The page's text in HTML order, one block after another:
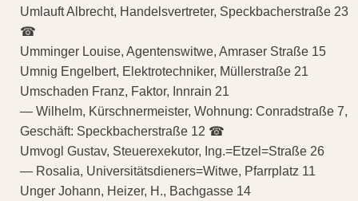
Umlauft Albrecht, Handelsvertreter, Speckbacherstraße 23
☎
Umminger Louise, Agentenswitwe, Amraser Straße 15
Umnig Engelbert, Elektrotechniker, Müllerstraße 21
Umschaden Franz, Faktor, Innrain 21
— Wilhelm, Kürschnermeister, Wohnung: Conradstraße 7,
Geschäft: Speckbacherstraße 12 ☎
Umvogl Gustav, Steuerexekutor, Ing.=Etzel=Straße 26
— Rosalia, Universitätsdieners=Witwe, Pfarrplatz 11
Unger Johann, Heizer, H., Bachgasse 14